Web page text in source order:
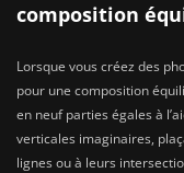
composition
Lorsque vous créez des
pour une composition
en neuf parties égales à
verticales imaginaires,
lignes ou à leurs